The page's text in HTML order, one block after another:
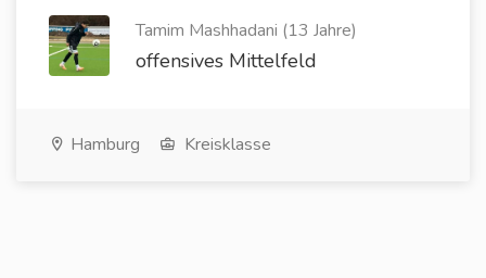
Tamim Mashhadani (13 Jahre)
offensives Mittelfeld
Hamburg Kreisklasse